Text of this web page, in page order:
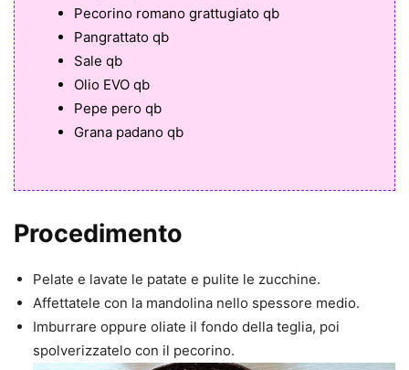
Pecorino romano grattugiato qb
Pangrattato qb
Sale qb
Olio EVO qb
Pepe pero qb
Grana padano qb
Procedimento
Pelate e lavate le patate e pulite le zucchine.
Affettatele con la mandolina nello spessore medio.
Imburrare oppure oliate il fondo della teglia, poi
spolverizzatelo con il pecorino.